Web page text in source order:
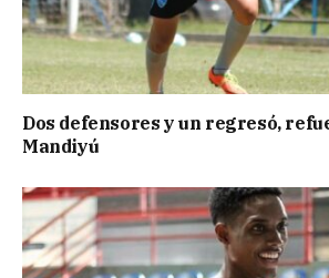
Dos defensores y un regresó,
Mandiyú